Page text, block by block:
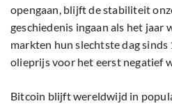
opengaan, blijft de stabiliteit
geschiedenis ingaan als het jaar
markten hun slechtste dag sinds
olieprijs voor het eerst negatief
Bitcoin blijft wereldwijd in